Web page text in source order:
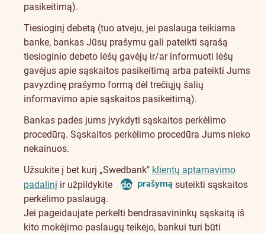
pasikeitimą).
Tiesioginį debetą (tuo atveju, jei paslauga teikiama
banke, bankas Jūsų prašymu gali pateikti sąrašą
tiesioginio debeto lėšų gavėjų ir/ar informuoti lėšų
gavėjus apie sąskaitos pasikeitimą arba pateikti Jums
pavyzdinę prašymo formą dėl trečiųjų šalių
informavimo apie sąskaitos pasikeitimą).
Bankas padės jums įvykdyti sąskaitos perkėlimo
procedūrą. Sąskaitos perkėlimo procedūra Jums nieko
nekainuos.
Užsukite į bet kurį „Swedbank" klientų aptarnavimo
padalinį ir užpildykite document
prašymą suteikti sąskaitos
perkėlimo paslaugą.
Jei pageidaujate perkelti bendrasavininkų sąskaitą iš
kito mokėjimo paslaugų teikėjo, bankui turi būti